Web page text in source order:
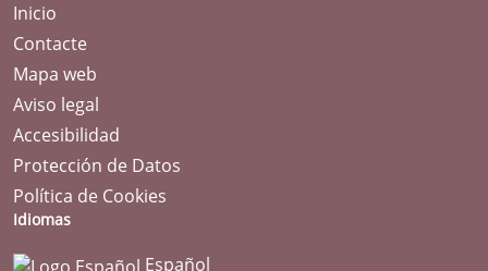
Inicio
Contacte
Mapa web
Aviso legal
Accesibilidad
Protección de Datos
Política de Cookies
Idiomas
Español